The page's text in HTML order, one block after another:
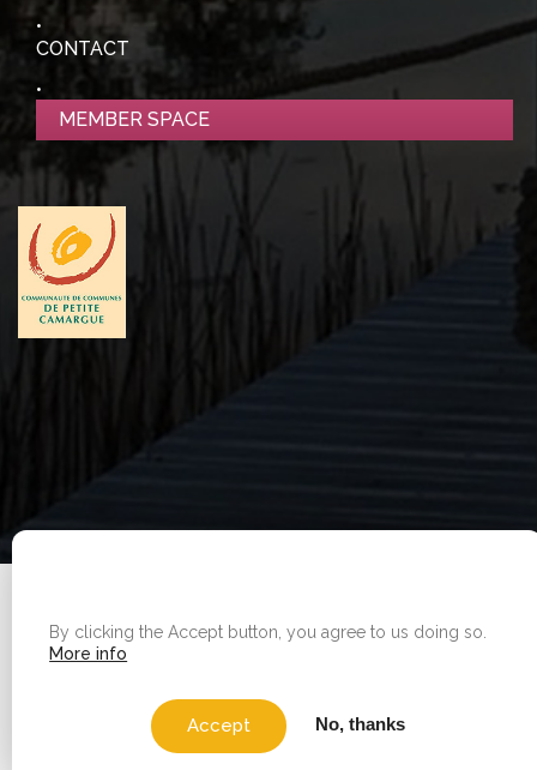
CONTACT
MEMBER SPACE
Copyright © 2026 - Office de tourisme - Vauvert. All
By clicking the Accept button, you agree to us doing so.
More info
Accept No, thanks